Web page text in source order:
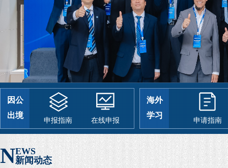
因公
出境
申报指南 在线申报
海外
学习
申请指南
NEWS
新闻动态